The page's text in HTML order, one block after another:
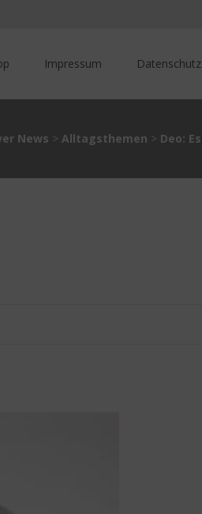
Impressum Datenschutz
News > Alltagsthemen > Deo: